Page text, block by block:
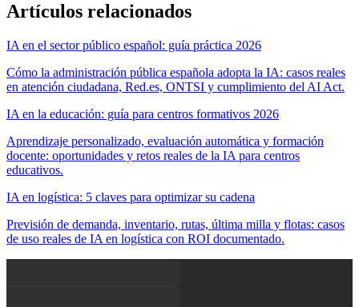
Artículos relacionados
IA en el sector público español: guía práctica 2026
Cómo la administración pública española adopta la IA: casos reales
en atención ciudadana, Red.es, ONTSI y cumplimiento del AI Act.
IA en la educación: guía para centros formativos 2026
Aprendizaje personalizado, evaluación automática y formación
docente: oportunidades y retos reales de la IA para centros
educativos.
IA en logística: 5 claves para optimizar su cadena
Previsión de demanda, inventario, rutas, última milla y flotas: casos
de uso reales de IA en logística con ROI documentado.